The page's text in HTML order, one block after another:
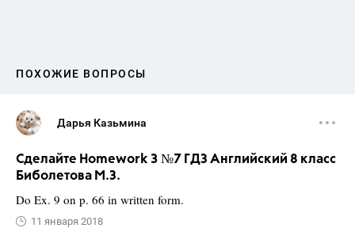
ПОХОЖИЕ ВОПРОСЫ
Дарья Казьмина
Сделайте Homework 3 №7 ГДЗ Английский 8 класс
Биболетова М.З.
Do Ex. 9 on p. 66 in written form.
11 января 2018